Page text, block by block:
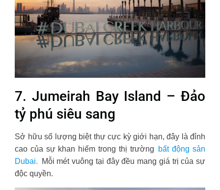
7. Jumeirah Bay Island – Đảo
tỷ phú siêu sang
Sở hữu số lượng biệt thự cực kỳ giới hạn, đây là đỉnh
cao của sự khan hiếm trong thị trường
bất động sản
Dubai.
Mỗi mét vuông tại đây đều mang giá trị của sự
độc quyền.